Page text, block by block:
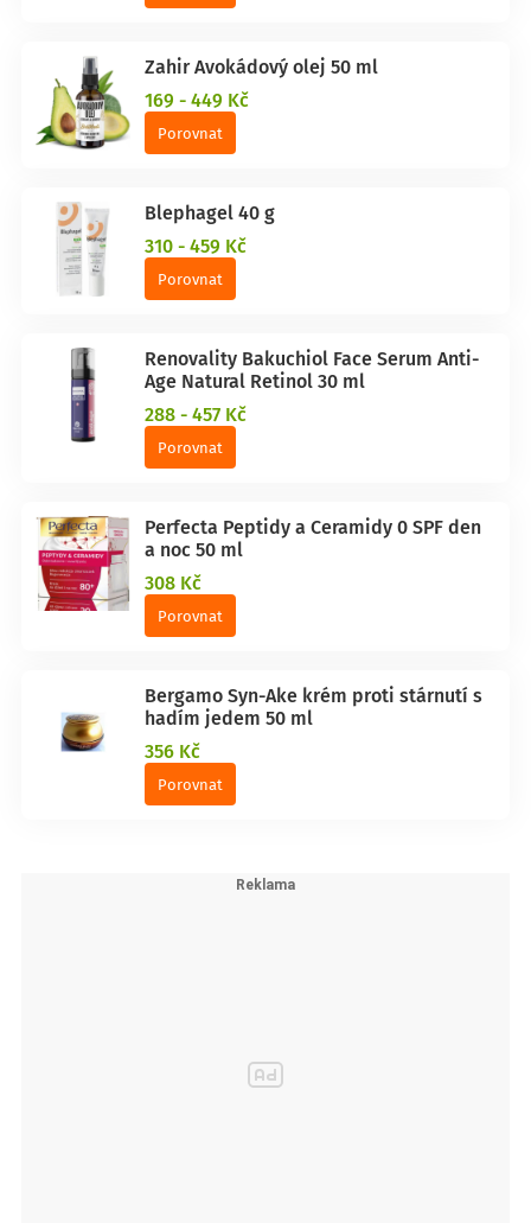
Zahir Avokádový olej 50 ml
169 - 449 Kč
Porovnat
Blephagel 40 g
310 - 459 Kč
Porovnat
Renovality Bakuchiol Face Serum Anti-
Age Natural Retinol 30 ml
288 - 457 Kč
Porovnat
Perfecta Peptidy a Ceramidy 0 SPF den
a noc 50 ml
308 Kč
Porovnat
Bergamo Syn-Ake krém proti stárnutí s
hadím jedem 50 ml
356 Kč
Porovnat